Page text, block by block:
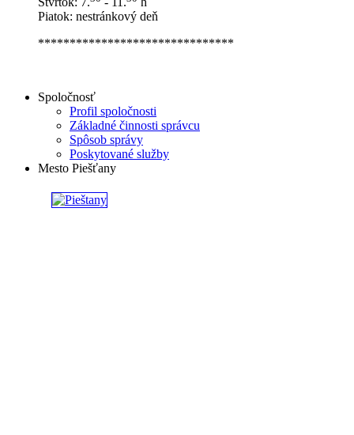
Piatok: nestránkový deň
*******************************
Spoločnosť
Profil spoločnosti
Základné činnosti správcu
Spôsob správy
Poskytované služby
Mesto Piešťany